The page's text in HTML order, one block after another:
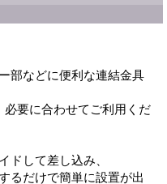
部などに便利な連結金具
要に合わせてご利用くだ
して差し込み、
るだけで簡単に設置が出